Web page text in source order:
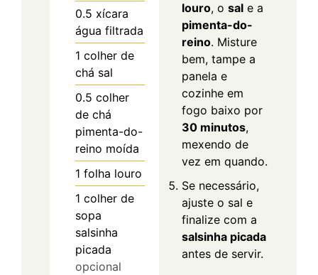
0.5 xícara
água filtrada
1 colher de
chá sal
0.5 colher
de chá
pimenta-do-
reino moída
1 folha louro
1 colher de
sopa
salsinha
picada
opcional
louro, o sal e a
pimenta-do-
reino. Misture
bem, tampe a
panela e
cozinhe em
fogo baixo por
30 minutos,
mexendo de
vez em quando.
Se necessário,
ajuste o sal e
finalize com a
salsinha picada
antes de servir.